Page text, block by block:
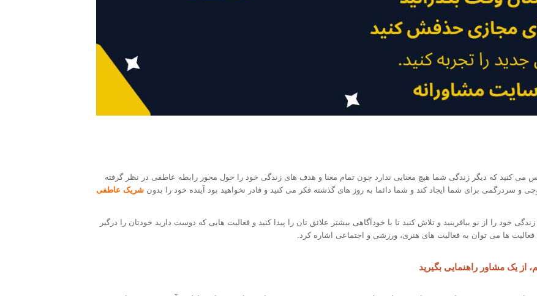
می کنید که دیگر زندگی شما هیچ معنایی ندارد چون تمام معنا و هدف های زندگی خود را حول محور رابطه عاطفی در نظر گرفته
و سردرگمی برای شما ایجاد کند و شما دائما به روز های گذشته فکر می کنید و قادر نخواهید بود آینده خود را بدون شریک عاطفی
خود را از نو بیافرینید و تلاش کنید تا با خودآگاهی بیشتر علائق تان را پیدا کنید و فعالیت هایی که دوست دارید خودتان را درگیر
فعالیت ها می توان به فعالیت های هنری، ورزشی و اجتماعی اشاره کرد.
یک مشاور راهنمایی بگیرید